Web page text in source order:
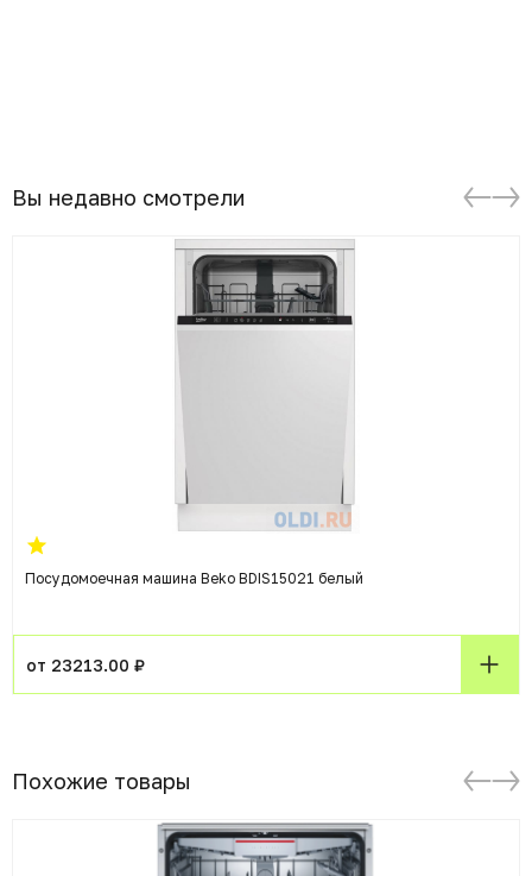
Вы недавно смотрели
Посудомоечная машина Beko BDIS15021 белый
от 23213.00 ₽
Похожие товары